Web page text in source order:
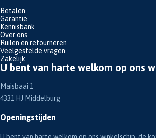
Betalen
Garantie
Kennisbank
Over ons
Ruilen en retourneren
Veelgestelde vragen
Zakelijk
U bent van harte welkom op ons
Maisbaai 1
4331 HJ Middelburg
Openingstijden